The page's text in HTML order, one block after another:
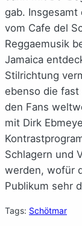
gab. Insgesamt
vom Cafe del
Reggaemusik
Jamaica
Stilrichtung
ebenso die
den Fans
mit Dirk
Schlagern und
werden, wofür
Publikum sehr
Tags: Schötmar